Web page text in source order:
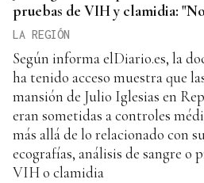
pruebas de VIH y clamidia:
LA REGIÓN
Según informa elDiario.es, la
ha tenido acceso muestra que
mansión de Julio Iglesias en
eran sometidas a controles
más allá de lo relacionado con
ecografías, análisis de sangre o
VIH o clamidia